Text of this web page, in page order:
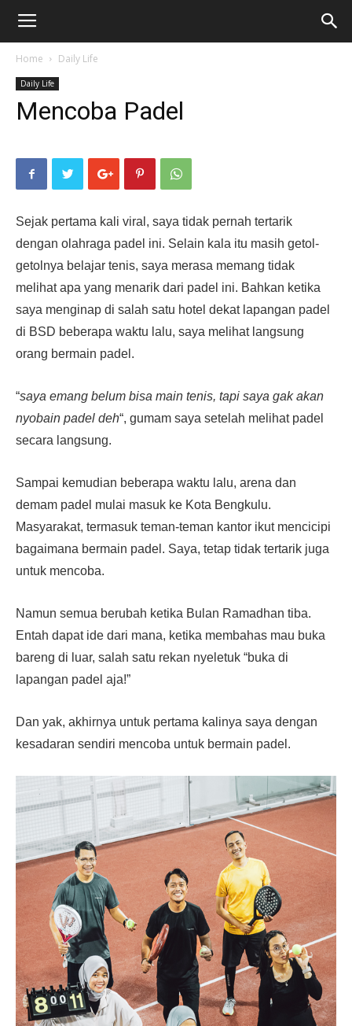
Home Daily Life
Daily Life
Mencoba Padel
Sejak pertama kali viral, saya tidak pernah tertarik
dengan olahraga padel ini. Selain kala itu masih getol-
getolnya belajar tenis, saya merasa memang tidak
melihat apa yang menarik dari padel ini. Bahkan ketika
saya menginap di salah satu hotel dekat lapangan padel
di BSD beberapa waktu lalu, saya melihat langsung
orang bermain padel.
“saya emang belum bisa main tenis, tapi saya gak akan
nyobain padel deh“, gumam saya setelah melihat padel
secara langsung.
Sampai kemudian beberapa waktu lalu, arena dan
demam padel mulai masuk ke Kota Bengkulu.
Masyarakat, termasuk teman-teman kantor ikut mencicipi
bagaimana bermain padel. Saya, tetap tidak tertarik juga
untuk mencoba.
Namun semua berubah ketika Bulan Ramadhan tiba.
Entah dapat ide dari mana, ketika membahas mau buka
bareng di luar, salah satu rekan nyeletuk “buka di
lapangan padel aja!”
Dan yak, akhirnya untuk pertama kalinya saya dengan
kesadaran sendiri mencoba untuk bermain padel.